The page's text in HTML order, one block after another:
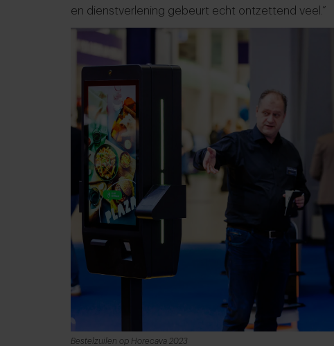
en dienstverlening gebeurt echt ontzettend veel.”
Bestelzuilen op Horecava 2023